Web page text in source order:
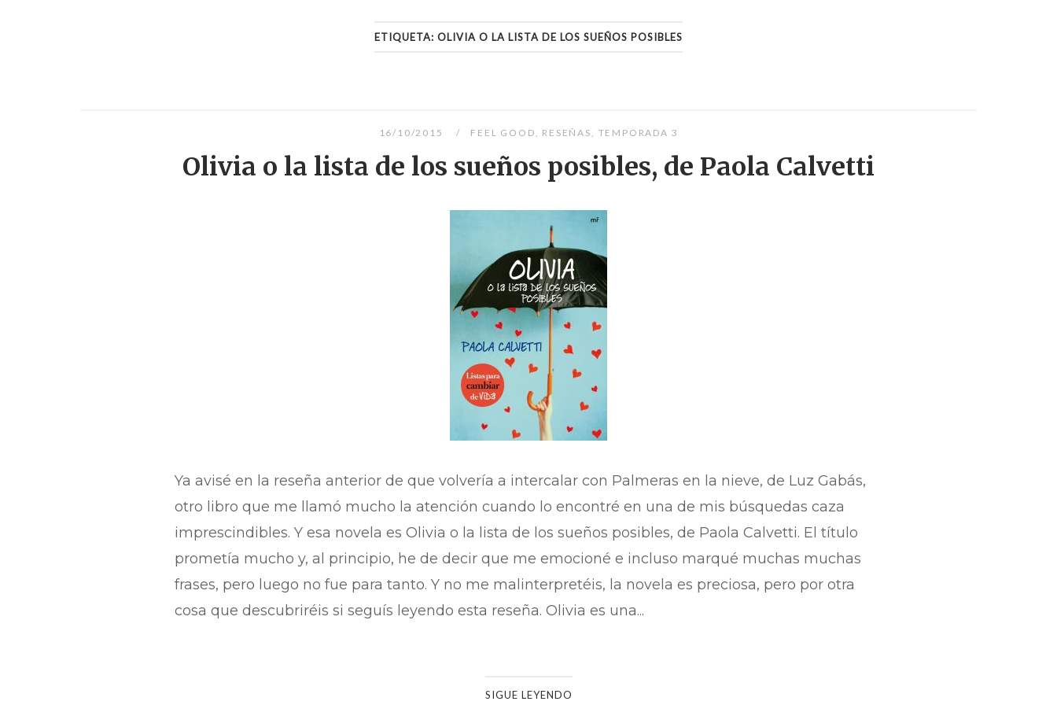
ETIQUETA: OLIVIA O LA LISTA DE LOS SUEÑOS POSIBLES
16/10/2015 FEEL GOOD , RESEÑAS , TEMPORADA 3
Olivia o la lista de los sueños posibles, de Paola Calvetti
Ya avisé en la reseña anterior de que volvería a intercalar con Palmeras en la nieve, de Luz Gabás,
otro libro que me llamó mucho la atención cuando lo encontré en una de mis búsquedas caza
imprescindibles. Y esa novela es Olivia o la lista de los sueños posibles, de Paola Calvetti. El título
prometía mucho y, al principio, he de decir que me emocioné e incluso marqué muchas muchas
frases, pero luego no fue para tanto. Y no me malinterpretéis, la novela es preciosa, pero por otra
cosa que descubriréis si seguís leyendo esta reseña. Olivia es una...
SIGUE LEYENDO